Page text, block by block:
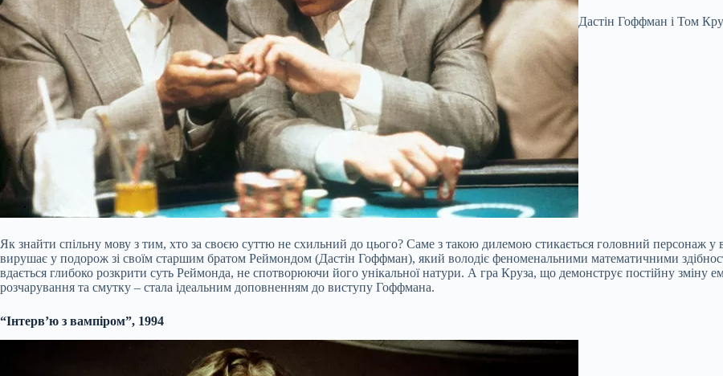
Дастін Гоффман і Том
Як знайти спільну мову з тим, хто за своєю суттю не схильний до цього? Саме з такою дилемою стикається головний персонаж у
вирушає у подорож зі своїм старшим братом Реймондом (Дастін Гоффман), який володіє феноменальними математичними
вдається глибоко розкрити суть Реймонда, не спотворюючи його унікальної натури. А гра Круза, що демонструє постійну зміну
розчарування та смутку – стала ідеальним доповненням до виступу Гоффмана.
“Інтерв’ю з вампіром”, 1994